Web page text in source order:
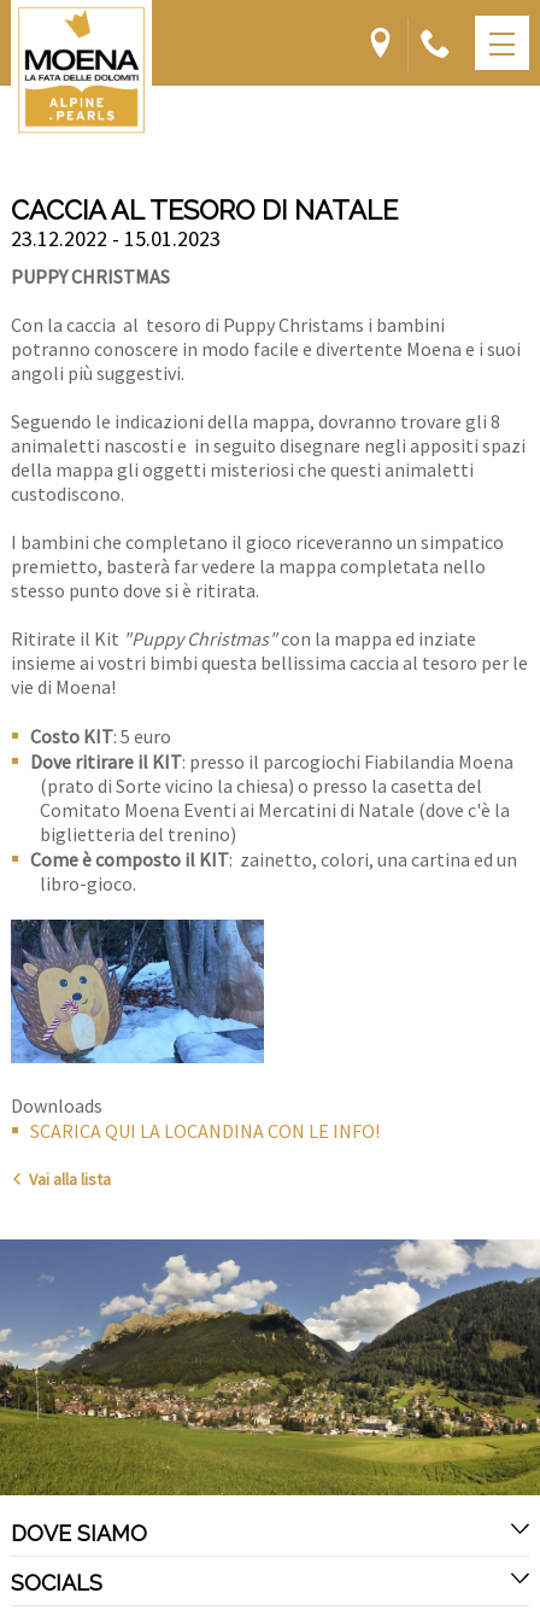
CACCIA AL TESORO DI NATALE
23.12.2022 - 15.01.2023
PUPPY CHRISTMAS
Con la caccia al tesoro di Puppy Christams i bambini
potranno conoscere in modo facile e divertente Moena e i suoi
angoli più suggestivi.
Seguendo le indicazioni della mappa, dovranno trovare gli 8
animaletti nascosti e in seguito disegnare negli appositi spazi
della mappa gli oggetti misteriosi che questi animaletti
custodiscono.
I bambini che completano il gioco riceveranno un simpatico
premietto, basterà far vedere la mappa completata nello
stesso punto dove si è ritirata.
Ritirate il Kit "Puppy Christmas"con la mappa ed inziate
insieme ai vostri bimbi questa bellissima caccia al tesoro per le
vie di Moena!
Costo KIT: 5 euro
Dove ritirare il KIT: presso il parcogiochi Fiabilandia Moena
(prato di Sorte vicino la chiesa) o presso la casetta del
Comitato Moena Eventi ai Mercatini di Natale (dove c'è la
biglietteria del trenino)
Come è composto il KIT: zainetto, colori, una cartina ed un
libro-gioco.
Downloads
SCARICA QUI LA LOCANDINA CON LE INFO!
Vai alla lista
DOVE SIAMO
SOCIALS